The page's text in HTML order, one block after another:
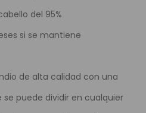
del 95%
si se mantiene
de alta calidad con una
puede dividir en cualquier